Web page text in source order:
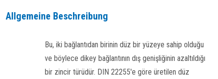
Allgemeine Beschreibung
Bu, iki bağlantıdan birinin düz bir yüzeye sahip olduğu
ve böylece dikey bağlantının dış genişliğinin azaltıldığı
bir zincir türüdür. DIN 22255'e göre üretilen düz